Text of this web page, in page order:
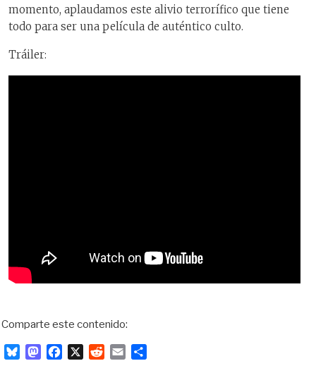
momento, aplaudamos este alivio terrorífico que tiene
todo para ser una película de auténtico culto.
Tráiler:
Comparte este contenido:
M
X